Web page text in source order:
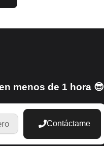
menos de 1 hora 😎
Contáctame